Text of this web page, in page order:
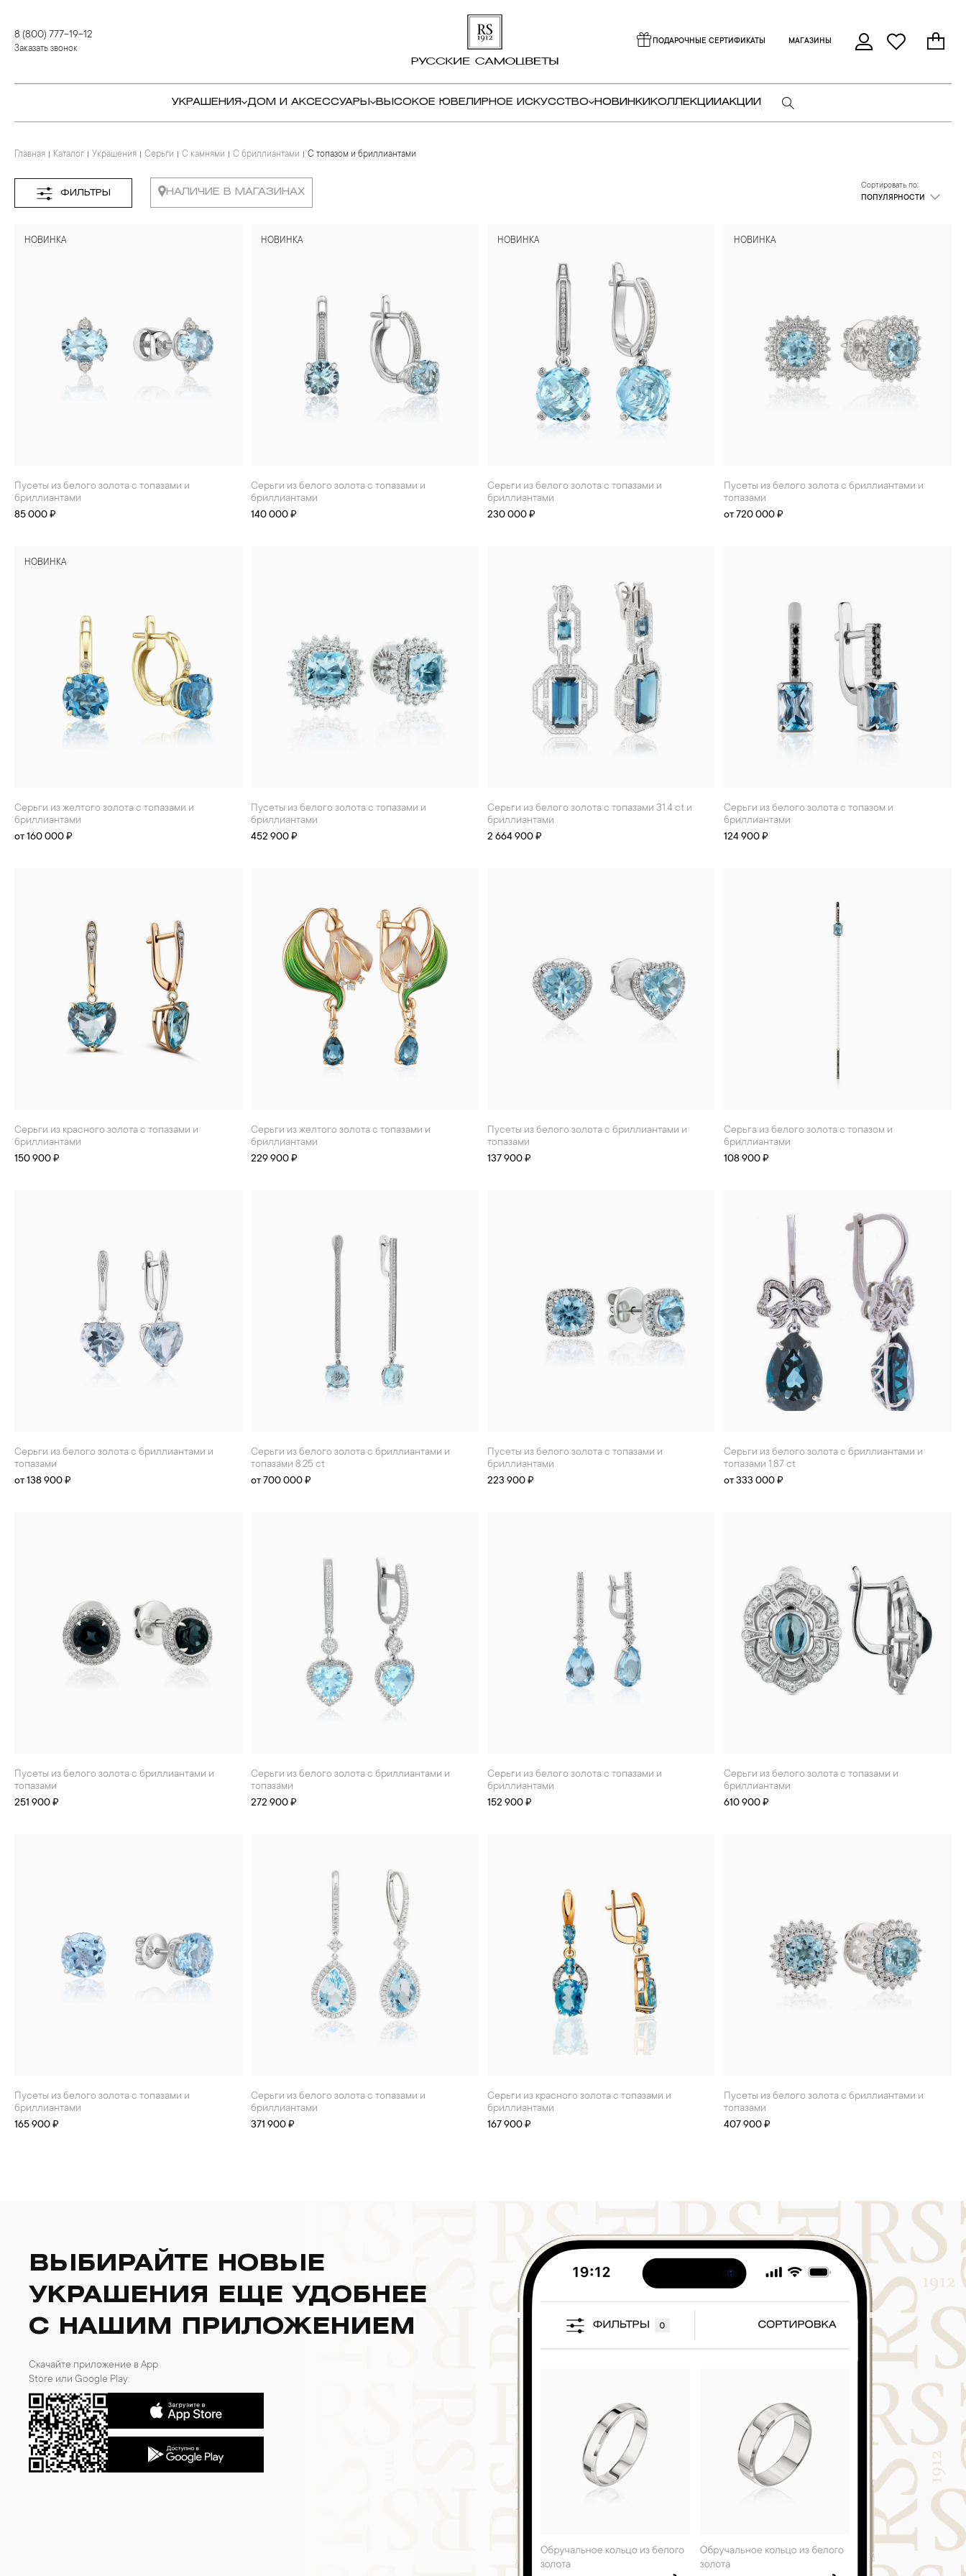
8 (800) 777-19-12
Заказать звонок
ПОДАРОЧНЫЕ СЕРТИФИКАТЫ МАГАЗИНЫ
УКРАШЕНИЯ
КОЛЬЦА
СЕРЬГИ
БРОШИ
БРАСЛЕТЫ
ДЕТЯМ
МУЖЧИНАМ
ДОМ И АКСЕССУАРЫ
СТОЛОВЫЕ ПРИБОРЫ
СЕРВИРОВКА СТОЛА
ДЛЯ КОФЕ
ИНТЕРЬЕР
АКСЕССУАРЫ И
СУВЕНИРЫ
ВЫСОКОЕ ЮВЕЛИРНОЕ ИСКУССТВО
КОЛЬЦА
СЕРЬГИ
КОЛЬЕ И ПОДВЕСКИ
НОВИНКИ КОЛЛЕКЦИИАКЦИИ
Главная Каталог Украшения Серьги С камнями С бриллиантами С топазом и бриллиантами
ФИЛЬТРЫ НАЛИЧИЕ В МАГАЗИНАХ
Сортировать по:
ПОПУЛЯРНОСТИ
НОВИНКА
Пусеты из белого золота с топазами и
бриллиантами
85 000 ₽
НОВИНКА
Серьги из белого золота с топазами и
бриллиантами
140 000 ₽
НОВИНКА
Серьги из белого золота с топазами и
бриллиантами
230 000 ₽
НОВИНКА
Пусеты из белого золота с бриллиантами и
топазами
от 720 000 ₽
НОВИНКА
Серьги из желтого золота с топазами и
бриллиантами
от 160 000 ₽
Пусеты из белого золота с топазами и
бриллиантами
452 900 ₽
Серьги из белого золота с топазами 31.4 ct и
бриллиантами
2 664 900 ₽
Серьги из белого золота с топазом и
бриллиантами
124 900 ₽
Серьги из красного золота с топазами и
бриллиантами
150 900 ₽
Серьги из желтого золота с топазами и
бриллиантами
229 900 ₽
Пусеты из белого золота с бриллиантами и
топазами
137 900 ₽
Серьга из белого золота с топазом и
бриллиантами
108 900 ₽
Серьги из белого золота с бриллиантами и
топазами
от 138 900 ₽
Серьги из белого золота с бриллиантами и
топазами 8.25 ct
от 700 000 ₽
Пусеты из белого золота с топазами и
бриллиантами
223 900 ₽
Серьги из белого золота с бриллиантами и
топазами 1.87 ct
от 333 000 ₽
Пусеты из белого золота с бриллиантами и
топазами
251 900 ₽
Серьги из белого золота с бриллиантами и
топазами
272 900 ₽
Серьги из белого золота с топазами и
бриллиантами
152 900 ₽
Серьги из белого золота с топазами и
бриллиантами
610 900 ₽
Пусеты из белого золота с топазами и
бриллиантами
165 900 ₽
Серьги из белого золота с топазами и
бриллиантами
371 900 ₽
Серьги из красного золота с топазами и
бриллиантами
167 900 ₽
Пусеты из белого золота с бриллиантами и
топазами
407 900 ₽
ВЫБИРАЙТЕ НОВЫЕ
УКРАШЕНИЯ ЕЩЕ УДОБНЕЕ
С НАШИМ ПРИЛОЖЕНИЕМ
Скачайте приложение в App
Store или Google Play: